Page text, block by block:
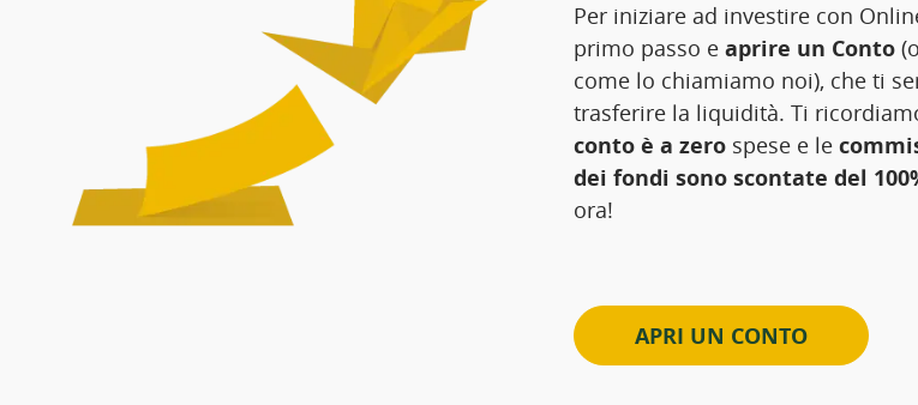
Per iniziare ad investire con
primo passo e aprire un Conto
come lo chiamiamo noi), che ti
trasferire la liquidità. Ti
conto è a zero spese e le
dei fondi sono scontate del
ora!
APRI UN CONTO